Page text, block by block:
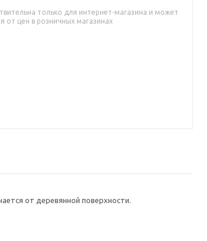
только для интернет-магазина и может
от цен в розничных магазинах
от деревянной поверхности.